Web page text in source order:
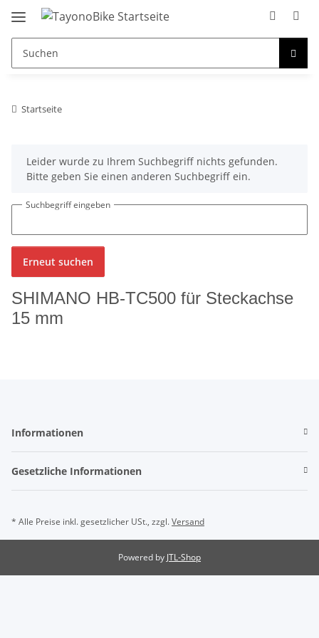
Startseite
xLeider wurde zu Ihrem Suchbegriff nichts gefunden.
Bitte geben Sie einen anderen Suchbegriff ein.
Suchbegriff eingeben
Erneut suchen
SHIMANO HB-TC500 für Steckachse
15 mm
Informationen
Gesetzliche Informationen
* Alle Preise inkl. gesetzlicher USt., zzgl.Versand
Powered by JTL-Shop